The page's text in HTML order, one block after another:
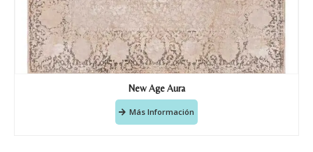
New Age Aura
Más Información
Tu mensaje.
Nombre y Referencia del producto